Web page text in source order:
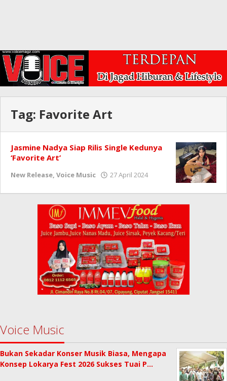
Tag: Favorite Art
Jasmine Nadya Siap Rilis Single Kedunya
‘Favorite Art’
New Release, Voice Music 27 April 2024
Redaksi
Voice Music
Bukan Sekadar Konser Musik Biasa, Mengapa
Konsep Lokarya Fest 2026 Sukses Tuai P…